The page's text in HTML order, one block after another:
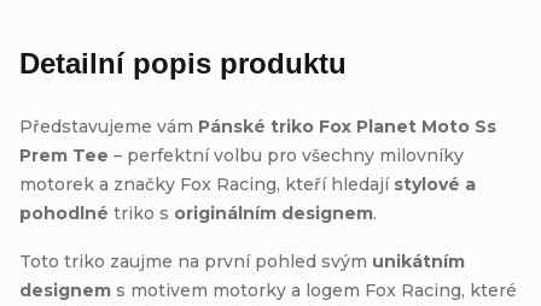
Detailní popis produktu
Představujeme vám Pánské triko Fox Planet Moto Ss
Prem Tee – perfektní volbu pro všechny milovníky
motorek a značky Fox Racing, kteří hledají stylové a
pohodlné triko s originálním designem.
Toto triko zaujme na první pohled svým unikátním
designem s motivem motorky a logem Fox Racing, které